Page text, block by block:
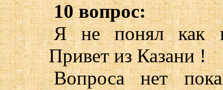
10 вопрос:
Я не понял как
Привет из Казани !
Вопроса нет